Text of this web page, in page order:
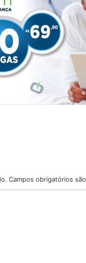
Campos obrigatórios